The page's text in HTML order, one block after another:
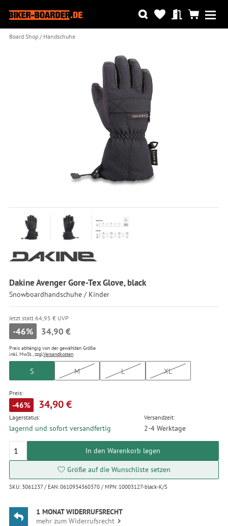
Board Shop Handschuhe
Dakine Avenger Gore-Tex Glove, black
Snowboardhandschuhe / Kinder
Jetzt statt 64,95 € UVP
-46% 34,90 €
Preis abhängig von der gewählten Größe
inkl. MwSt., zzgl.Versandkosten
S M L XL
Preis:
-46% 34,90 €
Lagerstatus:
lagernd und sofort versandfertig
Versandzeit:
2-4 Werktage
In den Warenkorb legen
Größe auf die Wunschliste setzen
SKU: 3061237 / EAN: 0610934360370 / MPN: 10003127-black-K/S
1 MONAT WIDERRUFSRECHT
mehr zum Widerrufsrecht